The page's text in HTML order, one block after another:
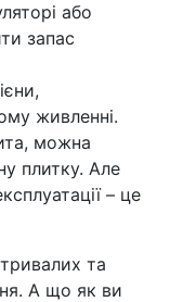
або
запас
живленні.
можна
плитку. Але
– це
та
А що як ви